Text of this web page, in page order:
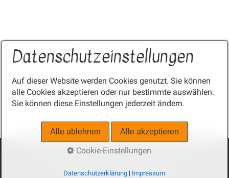
DATENSCHUTZERKLÄRUNG
E-MAIL DATENSCHUTZ
© 2026 Landhaus Lipp und Beck & Gästehaus
Datenschutzeinstellungen
Auf dieser Website werden Cookies genutzt. Sie können
alle Cookies akzeptieren oder nur bestimmte auswählen.
Sie können diese Einstellungen jederzeit ändern.
Alle ablehnen Alle akzeptieren
Cookie-Einstellungen
Datenschutzerklärung | Impressum